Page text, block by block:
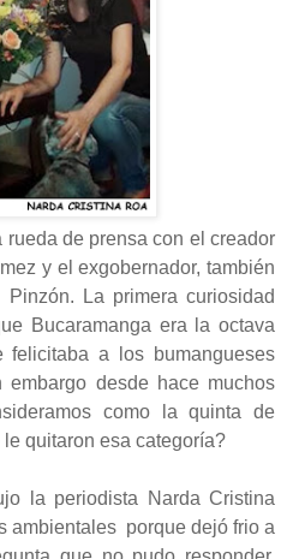
de prensa con el creador
y el exgobernador, también
Pinzón. La primera curiosidad
Bucaramanga era la octava
a los bumangueses
desde hace muchos
como la quinta de
quitaron esa categoría?
la periodista Narda Cristina
ambientales porque dejó frio a